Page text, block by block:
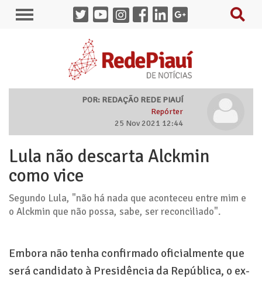
POR: REDAÇÃO REDE PIAUÍ
Repórter
25 Nov 2021 12:44
Lula não descarta Alckmin
como vice
Segundo Lula, "não há nada que aconteceu entre mim e
o Alckmin que não possa, sabe, ser reconciliado".
Embora não tenha confirmado oficialmente que
será candidato à Presidência da República, o ex-